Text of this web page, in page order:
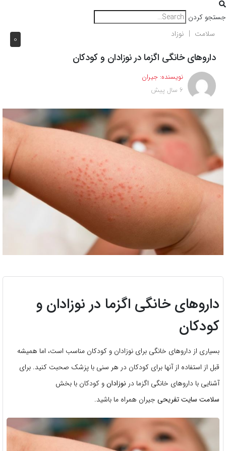
جستجو کردن
0 سلامت نوزاد
داروهای خانگی اگزما در نوزادان و کودکان
نویسنده: جیران
6 سال پیش
داروهای خانگی اگزما در نوزادان و
کودکان
بسیاری از داروهای خانگی برای نوزادان و کودکان مناسب است، اما همیشه
قبل از استفاده از آنها برای کودکان در هر سنی با پزشک صحبت کنید. برای
آشنایی با داروهای خانگی اگزما در نوزادانو کودکان با بخش
سلامت سایت تفریحی جیران همراه ما باشید.